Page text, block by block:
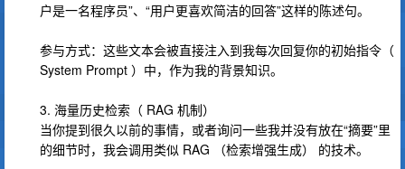
户是一名程序员”、“用户更喜欢简洁的回答”这样的陈述句。
参与方式：这些文本会被直接注入到我每次回复你的初始指令（
System Prompt ）中，作为我的背景知识。
3. 海量历史检索（ RAG 机制）
当你提到很久以前的事情，或者询问一些我并没有放在“摘要”里
的细节时，我会调用类似 RAG （检索增强生成） 的技术。